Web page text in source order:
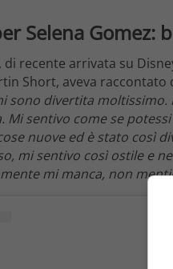
Selena Gomez:
recente arrivata su
Short, aveva raccontato
sono divertita
Mi sentivo come se
nuove ed è stato così
mi sentivo così ostile e
mi manca, non